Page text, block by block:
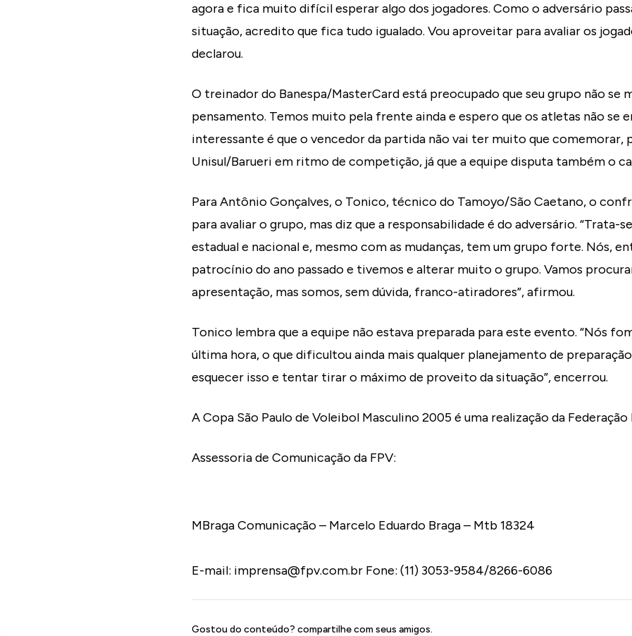
agora e fica muito difícil esperar algo dos jogadores. Como o adversário
situação, acredito que fica tudo igualado. Vou aproveitar para avaliar os
declarou.
O treinador do Banespa/MasterCard está preocupado que seu grupo não se
pensamento. Temos muito pela frente ainda e espero que os atletas não se
interessante é que o vencedor da partida não vai ter muito que comemorar,
Unisul/Barueri em ritmo de competição, já que a equipe disputa também o
Para Antônio Gonçalves, o Tonico, técnico do Tamoyo/São Caetano, o
para avaliar o grupo, mas diz que a responsabilidade é do adversário. “Trata-
estadual e nacional e, mesmo com as mudanças, tem um grupo forte. Nós,
patrocínio do ano passado e tivemos e alterar muito o grupo. Vamos
apresentação, mas somos, sem dúvida, franco-atiradores”, afirmou.
Tonico lembra que a equipe não estava preparada para este evento. “Nós
última hora, o que dificultou ainda mais qualquer planejamento de
esquecer isso e tentar tirar o máximo de proveito da situação”, encerrou.
A Copa São Paulo de Voleibol Masculino 2005 é uma realização da Federação
Assessoria de Comunicação da FPV:
MBraga Comunicação – Marcelo Eduardo Braga – Mtb 18324
E-mail: imprensa@fpv.com.br Fone: (11) 3053-9584/8266-6086
Gostou do conteúdo? compartilhe com seus amigos.